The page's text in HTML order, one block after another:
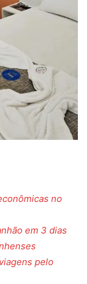
no
em 3 dias
pelo